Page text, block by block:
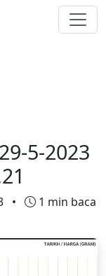
5-2023
• 1 min baca